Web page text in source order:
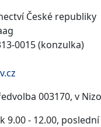
České republiky
0015 (konzulka)
003170, v
- 12.00,